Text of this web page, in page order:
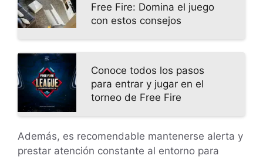
Free Fire: Domina el juego
con estos consejos
Conoce todos los pasos
para entrar y jugar en el
torneo de Free Fire
Además, es recomendable mantenerse alerta y
prestar atención constante al entorno para